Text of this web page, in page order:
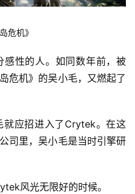
危机》
性的人。如同数年前，被
危机》的吴小毛，又燃起了
就应招进入了Crytek。在这
司里，吴小毛是当时引擎研
风光无限好的时候。